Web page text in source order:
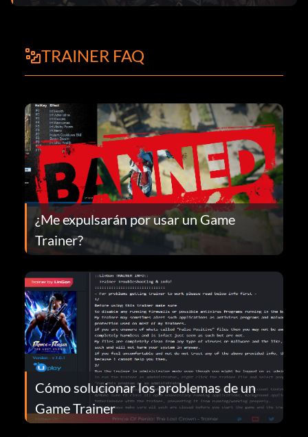
TRAINER FAQ
¿Me expulsarán por usar un Game
Trainer?
Cómo solucionar los problemas de un
Game Trainer